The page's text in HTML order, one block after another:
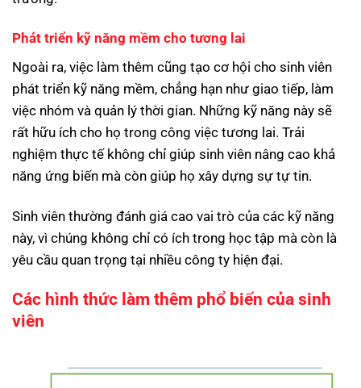
Phát triển kỹ năng mềm cho tương lai
Ngoài ra, việc làm thêm cũng tạo cơ hội cho sinh viên
phát triển kỹ năng mềm, chẳng hạn như giao tiếp, làm
việc nhóm và quản lý thời gian. Những kỹ năng này sẽ
rất hữu ích cho họ trong công việc tương lai. Trải
nghiệm thực tế không chỉ giúp sinh viên nâng cao khả
năng ứng biến mà còn giúp họ xây dựng sự tự tin.
Sinh viên thường đánh giá cao vai trò của các kỹ năng
này, vì chúng không chỉ có ích trong học tập mà còn là
yêu cầu quan trọng tại nhiều công ty hiện đại.
Các hình thức làm thêm phổ biến của sinh
viên